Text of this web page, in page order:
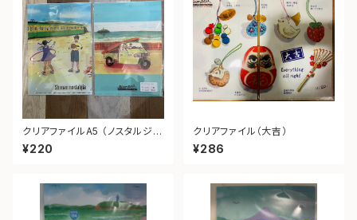
クリアファイルA5 （ノスタルジ
ア）
¥220
クリアファイル（大吉）
¥286